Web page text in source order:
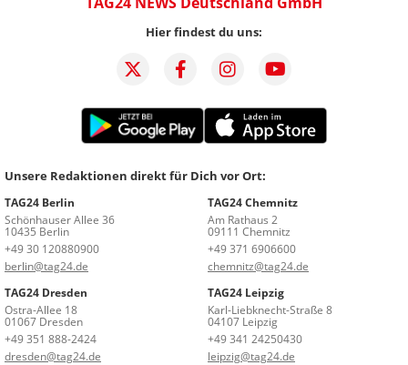
Hier findest du uns:
Unsere Redaktionen direkt für Dich vor Ort:
TAG24 Berlin
Schönhauser Allee 36
10435 Berlin
+49 30 120880900
berlin@tag24.de
TAG24 Chemnitz
Am Rathaus 2
09111 Chemnitz
+49 371 6906600
chemnitz@tag24.de
TAG24 Dresden
Ostra-Allee 18
01067 Dresden
+49 351 888-2424
dresden@tag24.de
TAG24 Leipzig
Karl-Liebknecht-Straße 8
04107 Leipzig
+49 341 24250430
leipzig@tag24.de